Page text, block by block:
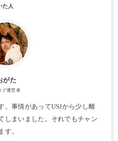
がた
グ運営者
。事情があってUSJから少し離
しまいました。それでもチャン
す。